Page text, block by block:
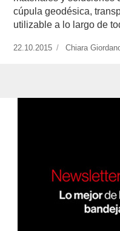
cúpula geodésica,
utilizable a lo largo de
Publicado
22.10.2015
https://
Chiara